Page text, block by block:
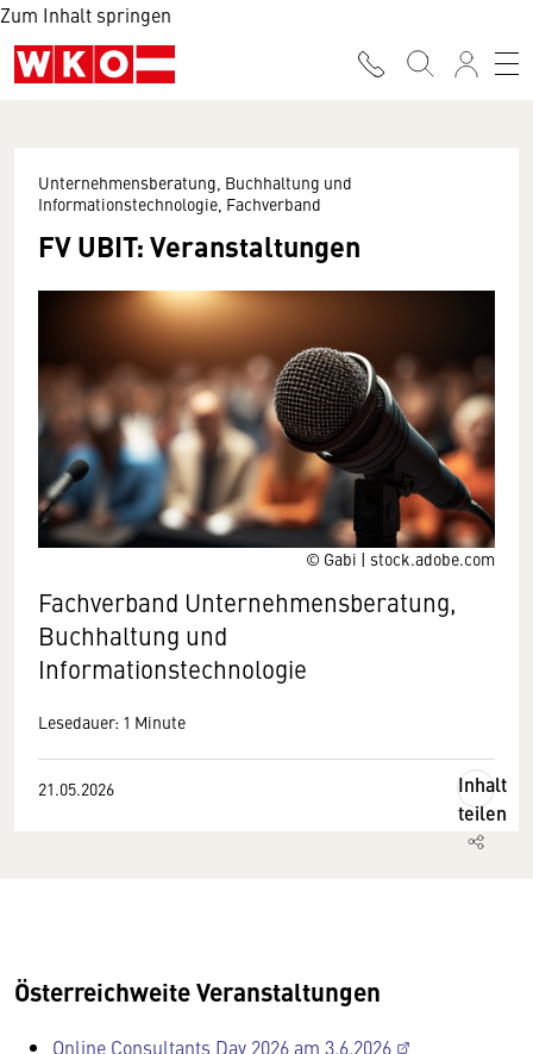
Zum Inhalt springen
© Gabi | stock.adobe.com
Unternehmensberatung, Buchhaltung und
Informationstechnologie, Fachverband
FV UBIT: Veranstaltungen
Fachverband Unternehmensberatung,
Buchhaltung und
Informationstechnologie
Lesedauer: 1 Minute
21.05.2026
Inhalt
teilen
Österreichweite Veranstaltungen
Online Consultants Day 2026 am 3.6.2026